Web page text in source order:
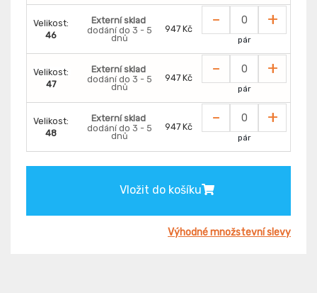
Velikost:
46
Externí sklad
dodání do 3 - 5
dnů
947 Kč - +
pár
Velikost:
47
Externí sklad
dodání do 3 - 5
dnů
947 Kč - +
pár
Velikost:
48
Externí sklad
dodání do 3 - 5
dnů
947 Kč - +
pár
Vložit do košíku
Výhodné množstevní slevy